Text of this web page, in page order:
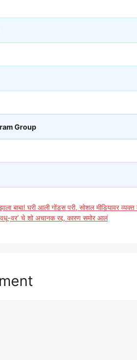
Group
झाला बाबा! घरी आली गोंडस परी, सोशल मीडियावर
वधू-वर’ चे शो अचानक रद्द, कारण समोर आलं